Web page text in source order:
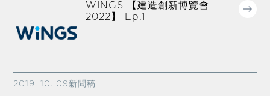
WINGS 【建造創新博覽會
2022】 Ep.1
2019. 10. 09 新聞稿